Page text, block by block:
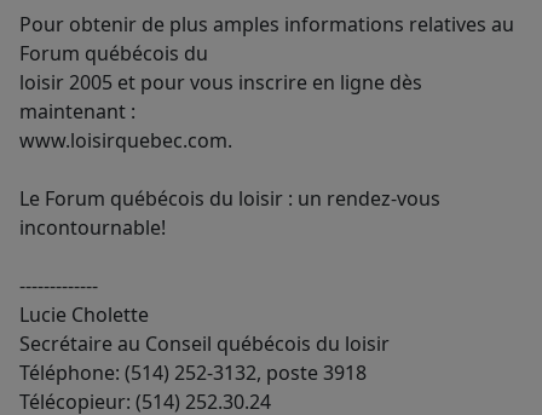
Pour obtenir de plus amples informations relatives au
Forum québécois du
loisir 2005 et pour vous inscrire en ligne dès
maintenant :
www.loisirquebec.com.
Le Forum québécois du loisir : un rendez-vous
incontournable!
-------------
Lucie Cholette
Secrétaire au Conseil québécois du loisir
Téléphone: (514) 252-3132, poste 3918
Télécopieur: (514) 252.30.24